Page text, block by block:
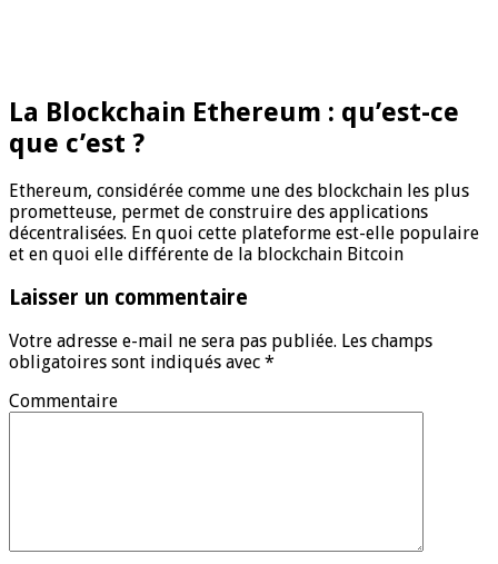
La Blockchain Ethereum : qu’est-ce
que c’est ?
Ethereum, considérée comme une des blockchain les plus
prometteuse, permet de construire des applications
décentralisées. En quoi cette plateforme est-elle populaire
et en quoi elle différente de la blockchain Bitcoin
Laisser un commentaire
Votre adresse e-mail ne sera pas publiée. Les champs
obligatoires sont indiqués avec *
Commentaire